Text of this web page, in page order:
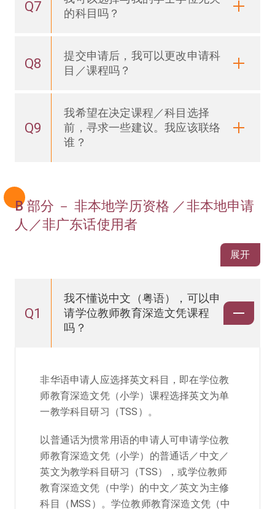
Q7
的科目吗？
Q8
提交申请后，我可以更改申请科
目／课程吗？
Q9
我希望在决定课程／科目选择
前，寻求一些建议。我应该联络
谁？
B 部分 － 非本地学历资格 ／非本地申请
人／非广东话使用者
展开
Q1
我不懂说中文（粤语），可以申
请学位教师教育深造文凭课程
吗？
非华语申请人应选择英文科目，即在学位教
师教育深造文凭（小学）课程选择英文为单
一教学科目研习（TSS）。
以普通话为惯常用语的申请人可申请学位教
师教育深造文凭（小学）的普通话／中文／
英文为教学科目研习（TSS），或学位教师
教育深造文凭（中学）的中文／英文为主修
科目（MSS）。学位教师教育深造文凭（中